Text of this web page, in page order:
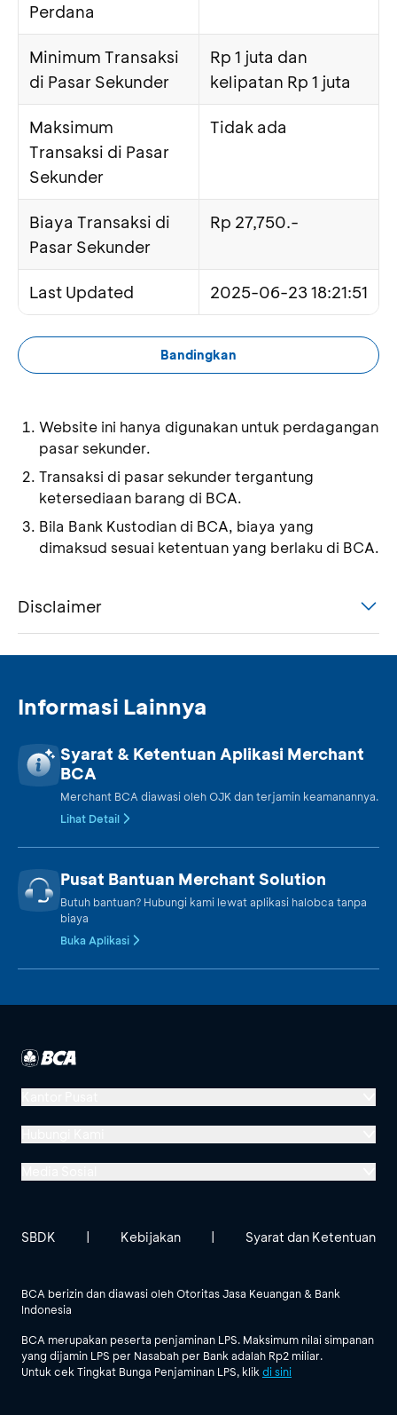
Perdana
Minimum Transaksi
di Pasar Sekunder
Rp 1 juta dan
kelipatan Rp 1 juta
Maksimum
Transaksi di Pasar
Sekunder
Tidak ada
Biaya Transaksi di
Pasar Sekunder
Rp 27,750.-
Last Updated 2025-06-23 18:21:51
Bandingkan
Website ini hanya digunakan untuk perdagangan
pasar sekunder.
Transaksi di pasar sekunder tergantung
ketersediaan barang di BCA.
Bila Bank Kustodian di BCA, biaya yang
dimaksud sesuai ketentuan yang berlaku di BCA.
Disclaimer
Informasi Lainnya
Syarat & Ketentuan Aplikasi Merchant
BCA
Merchant BCA diawasi oleh OJK dan terjamin keamanannya.
Lihat Detail
Pusat Bantuan Merchant Solution
Butuh bantuan? Hubungi kami lewat aplikasi halobca tanpa
biaya
Buka Aplikasi
Menara BCA, Grand Indonesia
Jl. MH Thamrin No. 1
Lihat Semua Media Sosial
BCA berizin dan diawasi oleh Otoritas Jasa Keuangan & Bank
Indonesia
BCA merupakan peserta penjaminan LPS. Maksimum nilai simpanan
yang dijamin LPS per Nasabah per Bank adalah Rp2 miliar.
Untuk cek Tingkat Bunga Penjaminan LPS, klik di sini
SBDK | Kebijakan | Syarat dan Ketentuan